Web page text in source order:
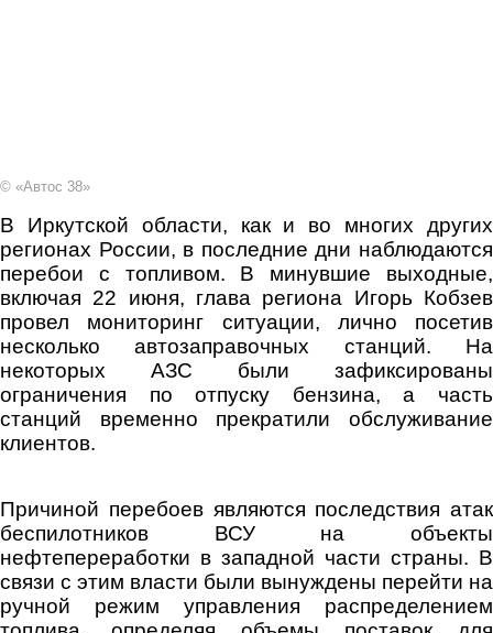
© «Автос 38»
В Иркутской области, как и во многих других
регионах России, в последние дни наблюдаются
перебои с топливом. В минувшие выходные,
включая 22 июня, глава региона Игорь Кобзев
провел мониторинг ситуации, лично посетив
несколько автозаправочных станций. На
некоторых АЗС были зафиксированы
ограничения по отпуску бензина, а часть
станций временно прекратили обслуживание
клиентов.
Причиной перебоев являются последствия атак
беспилотников ВСУ на объекты
нефтепереработки в западной части страны. В
связи с этим власти были вынуждены перейти на
ручной режим управления распределением